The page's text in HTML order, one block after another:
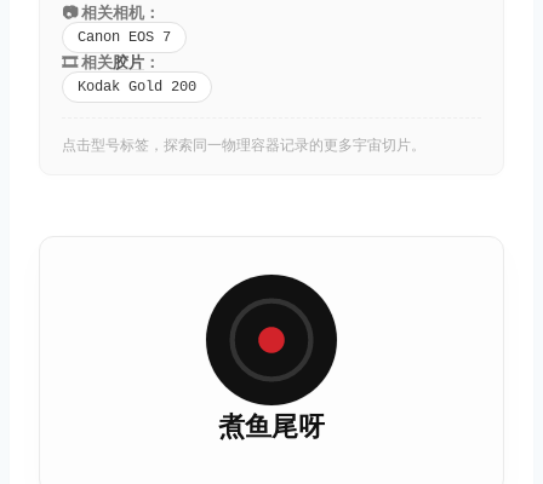
📷 相关相机：
Canon EOS 7
🎞️ 相关胶片 ：
Kodak Gold 200
点击型号标签，探索同一物理容器记录的更多宇宙切片。
煮鱼尾呀